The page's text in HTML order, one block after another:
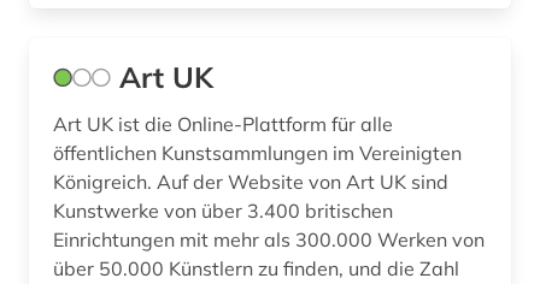
kulturerbe (1)
kulturwissenschaften (1)
kunst (8)
kunstgeschichtsschreibung (1)
künstler (1)
Art UK
Art UK ist die Online-Plattform für alle
öffentlichen Kunstsammlungen im Vereinigten
Königreich. Auf der Website von Art UK sind
Kunstwerke von über 3.400 britischen
Einrichtungen mit mehr als 300.000 Werken von
über 50.000 Künstlern zu finden, und die Zahl